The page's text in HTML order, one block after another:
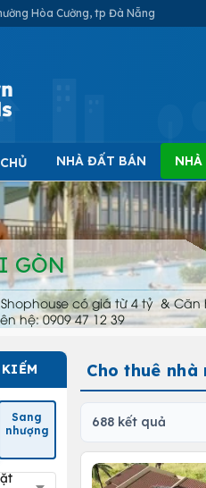
Hòa Cường, tp Đà Nẵng
NHÀ ĐẤT BÁN
GÒN
có giá từ 4 tỷ & Căn
hệ: 0909 47 12 39
Sang
nhượng
Cho thuê nhà
688 kết quả